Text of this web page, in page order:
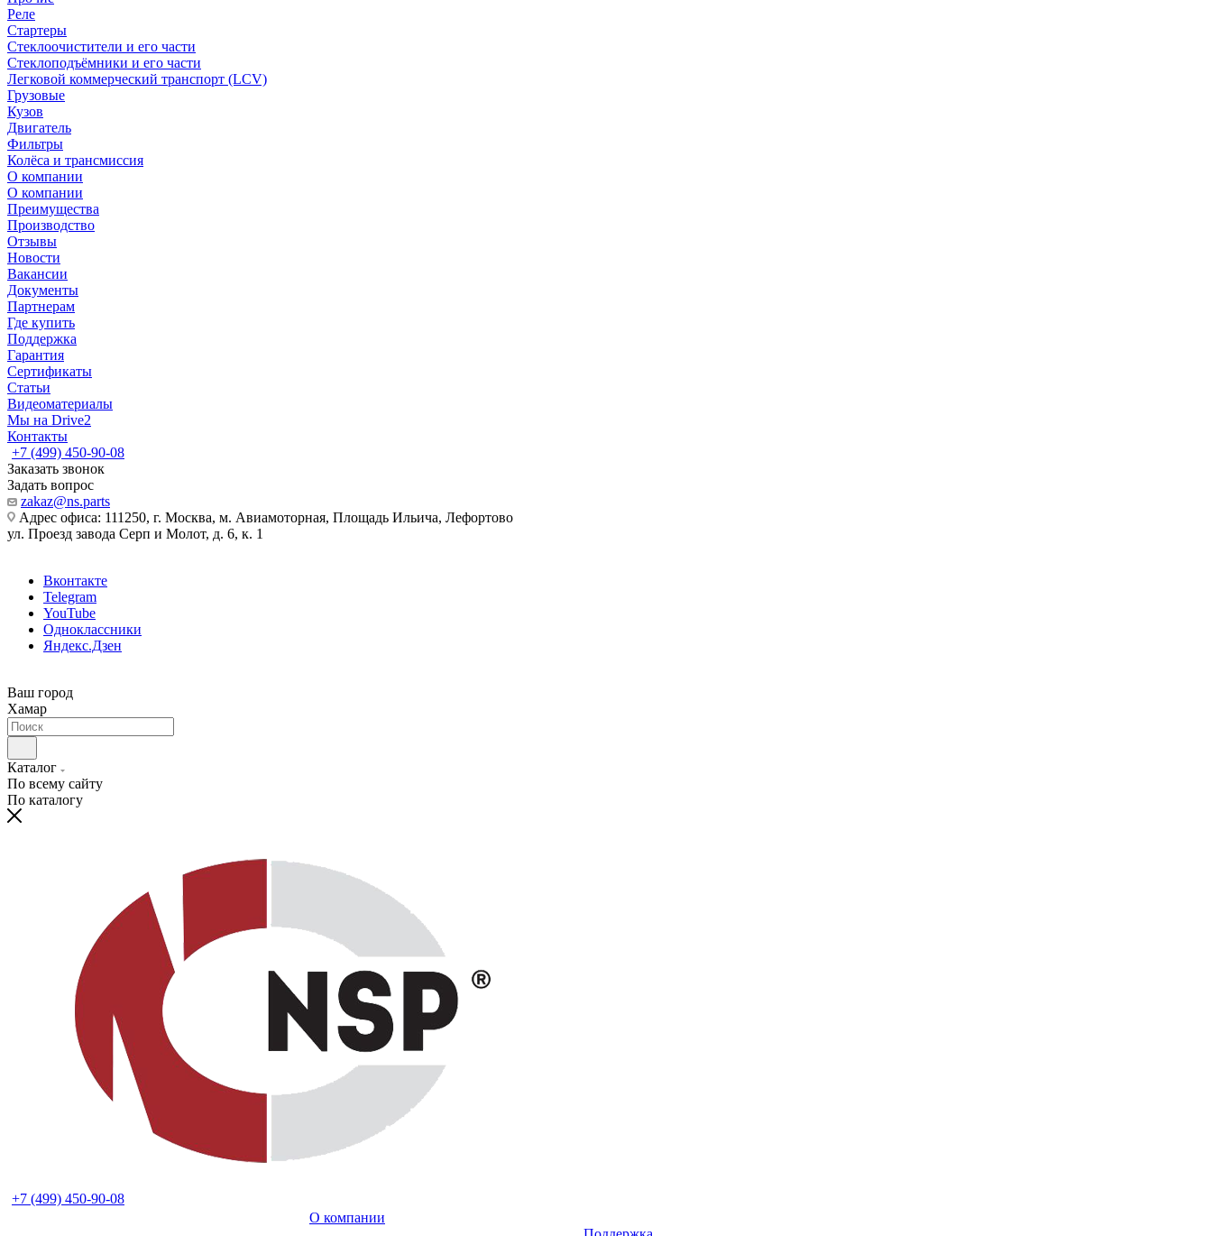
Реле
Стартеры
Стеклоочистители и его части
Стеклоподъёмники и его части
Легковой коммерческий транспорт (LCV)
Грузовые
Кузов
Двигатель
Фильтры
Колёса и трансмиссия
О компании
О компании
Преимущества
Производство
Отзывы
Новости
Вакансии
Документы
Партнерам
Где купить
Поддержка
Гарантия
Сертификаты
Статьи
Видеоматериалы
Мы на Drive2
Контакты
+7 (499) 450-90-08
Заказать звонок
Задать вопрос
zakaz@ns.parts
Адрес офиса: 111250, г. Москва, м. Авиамоторная, Площадь Ильича, Лефортово
ул. Проезд завода Серп и Молот, д. 6, к. 1
Вконтакте
Telegram
YouTube
Одноклассники
Яндекс.Дзен
Ваш город
Хамар
Каталог
По всему сайту
По каталогу
+7 (499) 450-90-08
О компании